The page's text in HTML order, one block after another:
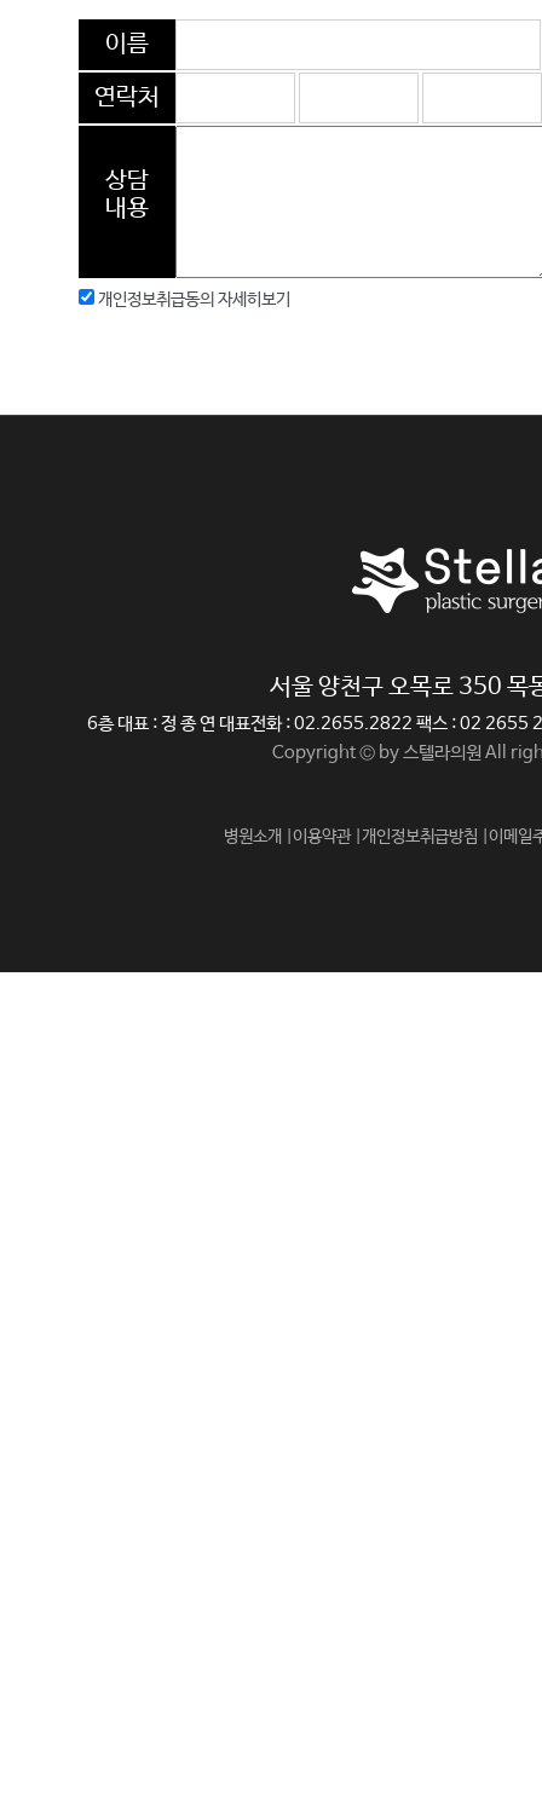
이름
연락처
상담
내용
개인정보취급동의 자세히보기
서울 양천구 오목로 350 목
6층 대표 : 정 종 연 대표전화 : 02.2655.2822 팩스 : 02
Copyright © by 스텔라의원 All
병원소개 | 이용약관 | 개인정보취급방침 | 이메일